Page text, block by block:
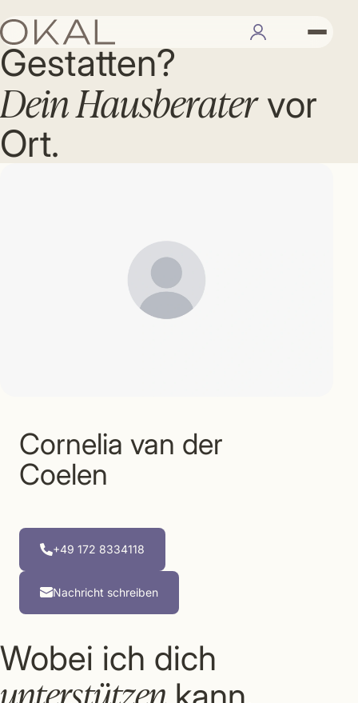
Gestatten?
Dein Hausberatervor
Ort.
Cornelia van der
Coelen
+49 172 8334118
Nachricht schreiben
Wobei ich dich